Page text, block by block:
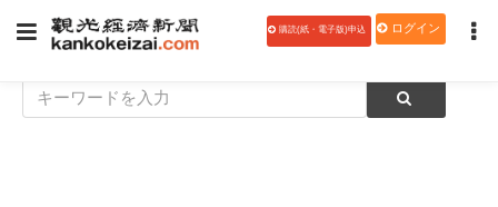
購読(紙・電子版)申込 ログイン